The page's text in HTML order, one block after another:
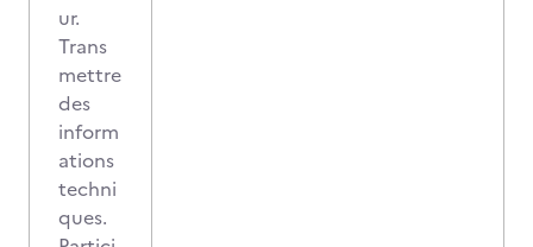
ur.
Trans
mettre
des
inform
ations
techni
ques.